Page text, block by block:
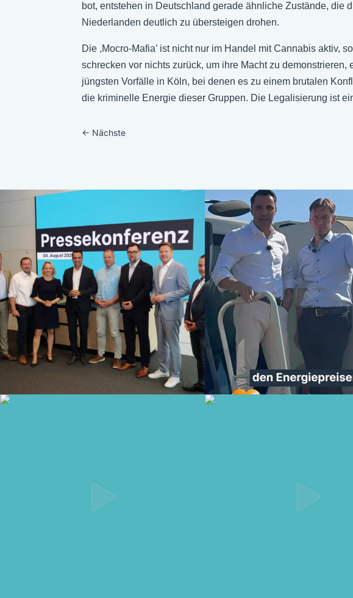
bot, entstehen in Deutschland gerade ähnliche Zustände, die
Niederlanden deutlich zu übersteigen drohen.
Die ,Mocro-Mafia’ ist nicht nur im Handel mit Cannabis aktiv,
schrecken vor nichts zurück, um ihre Macht zu
jüngsten Vorfälle in Köln, bei denen es zu einem brutalen
die kriminelle Energie dieser Gruppen. Die Legalisierung ist
← Nächste